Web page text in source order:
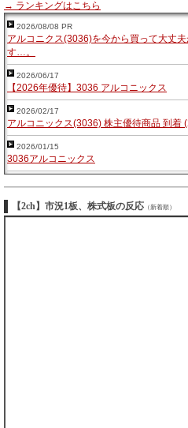
→ ランキングはこちら
2026/08/08 PR
アルコニクス(3036)を今から買って大丈
す…。
2026/06/17
【2026年優待】3036 アルコニックス
2026/02/17
アルコニックス(3036) 株主優待商品 到着
2026/01/15
3036アルコニックス
【2ch】市況1板、株式板の反応 （新着順）